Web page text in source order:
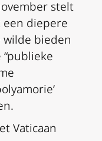
stelt
diepere
bieden
Vaticaan